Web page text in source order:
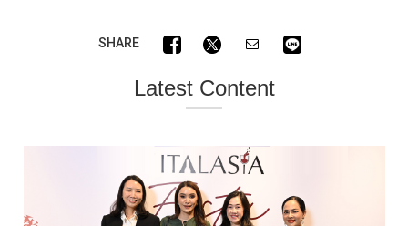
SHARE
Latest Content